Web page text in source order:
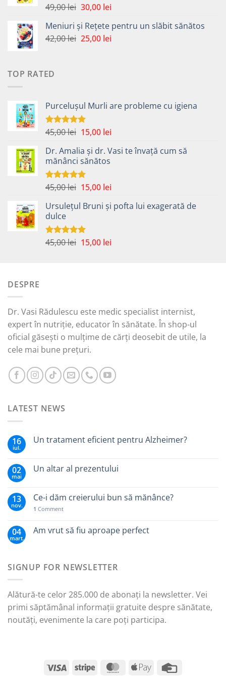
49,00 lei.
Evaluat la
49,00lei Prețul
a
fost:
30,00 leiPrețul
este:
30,00 lei.
Meniuri și Rețete pentru un slăbit sănătos
42,00lei Prețul
25,00 leiPrețul
TOP RATED
Purcelușul Murli are probleme cu igiena
Evaluat la
45,00lei Prețul
a
fost:
45,00 lei.
15,00 leiPrețul
este:
Dr. Amalia și dr. Vasi te învață cum să
mănânci sănătos
Evaluat la
45,00lei Prețul
a
45,00 lei.
15,00 leiPrețul
este:
Ursulețul Bruni și pofta lui exagerată de
dulce
Evaluat la
45,00lei Prețul
15,00 leiPrețul
DESPRE
Dr. Vasi Rădulescu este medic specialist internist,
expert în nutriție, educator în sănătate. În shop-ul
oficial găsești o mulțime de cărți deosebit de utile, la
cele mai bune prețuri.
LATEST NEWS
16
iul.
Un tratament eficient pentru Alzheimer?
02
mai
Un altar al prezentului
13
nov.
Ce-i dăm creierului bun să mănânce?
1 Comment
04
mart.
Am vrut să fiu aproape perfect
SIGNUP FOR NEWSLETTER
Alătură-te celor 285.000 de abonați la newsletter. Vei
primi săptămânal informații gratuite despre sănătate,
noutăți, evenimente la care poți participa.